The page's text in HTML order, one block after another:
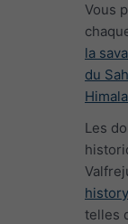
Vous
la
du
Les
telles